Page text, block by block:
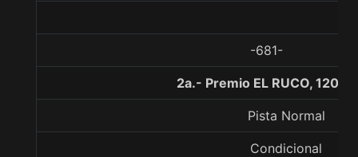
-681-
2a.- Premio EL RUCO, 1200
Pista Normal
Condicional